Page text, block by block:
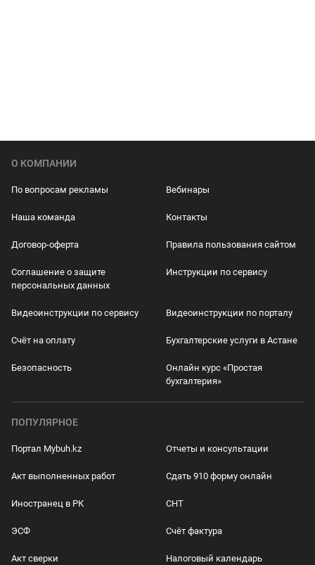
О КОМПАНИИ
По вопросам рекламы Вебинары
Наша команда Контакты
Договор-оферта Правила пользования сайтом
Соглашение о защите
персональных данных
Инструкции по сервису
Видеоинструкции по сервису Видеоинструкции по порталу
Счёт на оплату Бухгалтерские услуги в Астане
Безопасность
Онлайн курс «Простая
бухгалтерия»
ПОПУЛЯРНОЕ
Портал Mybuh.kz Отчеты и консультации
Акт выполненных работ Сдать 910 форму онлайн
Иностранец в РК СНТ
ЭСФ Счёт фактура
Акт сверки Налоговый календарь